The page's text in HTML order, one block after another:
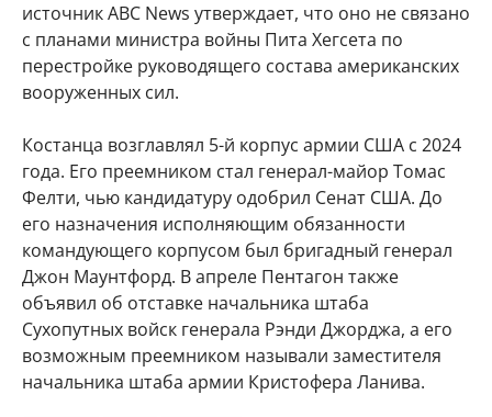
источник ABC News утверждает, что оно не связано
с планами министра войны Пита Хегсета по
перестройке руководящего состава американских
вооруженных сил.
Костанца возглавлял 5-й корпус армии США с 2024
года. Его преемником стал генерал-майор Томас
Фелти, чью кандидатуру одобрил Сенат США. До
его назначения исполняющим обязанности
командующего корпусом был бригадный генерал
Джон Маунтфорд. В апреле Пентагон также
объявил об отставке начальника штаба
Сухопутных войск генерала Рэнди Джорджа, а его
возможным преемником называли заместителя
начальника штаба армии Кристофера Ланива.